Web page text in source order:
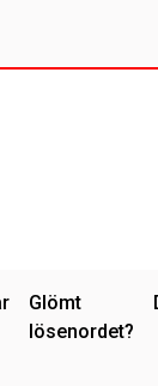
Glömt
lösenordet?